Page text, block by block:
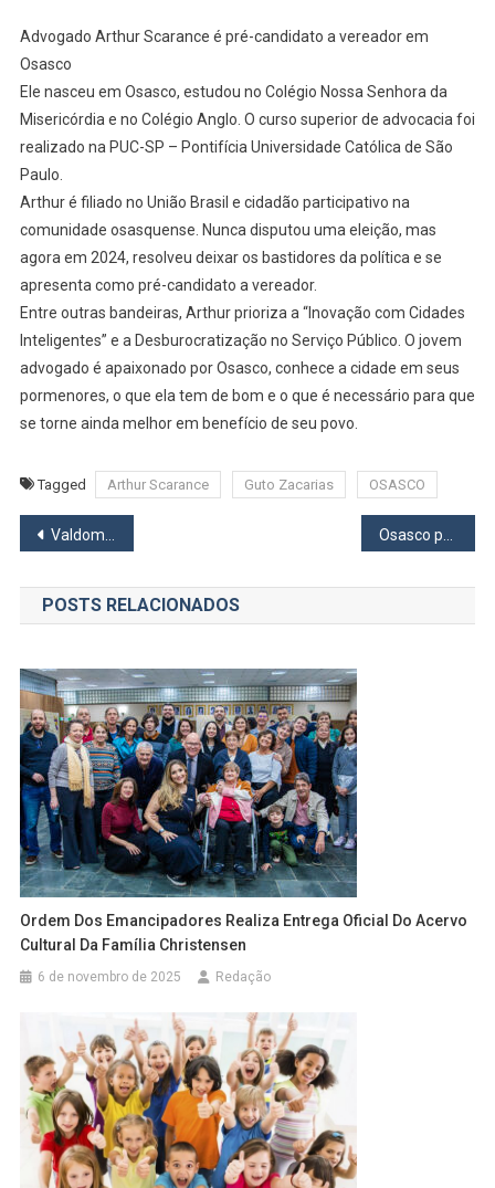
Advogado Arthur Scarance é pré-candidato a vereador em
Osasco
Ele nasceu em Osasco, estudou no Colégio Nossa Senhora da
Misericórdia e no Colégio Anglo. O curso superior de advocacia foi
realizado na PUC-SP – Pontifícia Universidade Católica de São
Paulo.
Arthur é filiado no União Brasil e cidadão participativo na
comunidade osasquense. Nunca disputou uma eleição, mas
agora em 2024, resolveu deixar os bastidores da política e se
apresenta como pré-candidato a vereador.
Entre outras bandeiras, Arthur prioriza a “Inovação com Cidades
Inteligentes” e a Desburocratização no Serviço Público. O jovem
advogado é apaixonado por Osasco, conhece a cidade em seus
pormenores, o que ela tem de bom e o que é necessário para que
se torne ainda melhor em benefício de seu povo.
Tagged Arthur Scarance Guto Zacarias OSASCO
Navegação
de
Post
Valdomiro Ventura deverá concorrer a mais um mandato em Osasco Osasco promove Expo Emprego com mais de seis mil vagas
POSTS RELACIONADOS
Ordem Dos Emancipadores Realiza Entrega Oficial Do Acervo
Cultural Da Família Christensen
6 de novembro de 2025 Redação